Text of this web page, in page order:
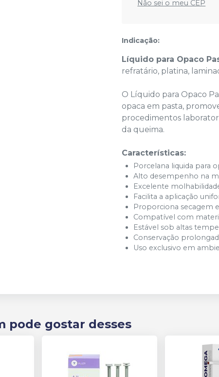
Não sei o meu CEP
Indicação:
Líquido para Opaco
refratário, platina,
O Líquido para Opaco
opaca em pasta,
procedimentos
da queima.
Características:
Porcelana liquida para
Alto desempenho na
Excelente
Facilita a aplicação
Proporciona secagem
Compatível com
Estável sob altas
Conservação
Uso exclusivo em
pode gostar desses